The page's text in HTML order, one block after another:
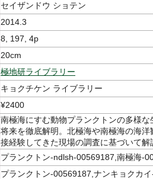
セイザンドウ ショテン
2014.3
8, 197, 4p
20cm
極地研ライブラリー
キョクチケン ライブラリー
¥2400
南極海にすむ動物プランクトンの多様
将来を徹底解明。北極海や南極海の海
接経験してきた現場の調査に基づいて解
プランクトン-ndlsh-00569187,南極海-
プランクトン-00569187,ナンキョクカ